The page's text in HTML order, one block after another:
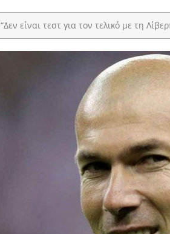
“Δεν είναι τεστ για τον τελικό με τη